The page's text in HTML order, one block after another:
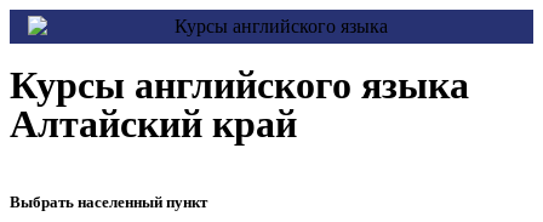
Курсы английского языка
Алтайский край
Выбрать населенный пункт